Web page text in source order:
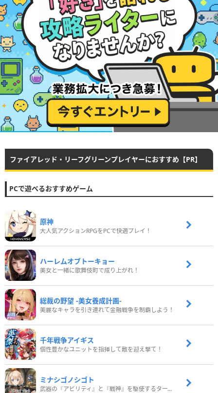
ファイアレッド・リーフグリーンプレイヤーにおすすめ【PR】
PCで遊べるおすすめゲーム
原神
大人気アクションRPGをPCで快適プレイ！
ハーレムオブトーキョー
美女と一緒に歌舞伎町で成り上がれ！
総裁の野望 -美女養成計画-
美麗なキャラを引き連れて金融戦争を制覇しよう！
千年戦争アイギス
個性豊かなユニットを指揮して敵を迎え撃て！
ミナシゴノシゴト
武器の『アビリティ』と『戦神』を駆使するターン制コマンドバトルRPG！